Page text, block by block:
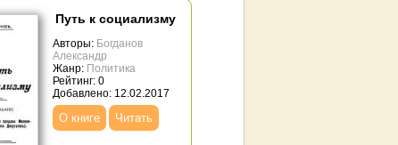
Путь к социализму
Авторы: Богданов
Александр
Жанр: Политика
Рейтинг: 0
Добавлено: 12.02.2017
О книге Читать